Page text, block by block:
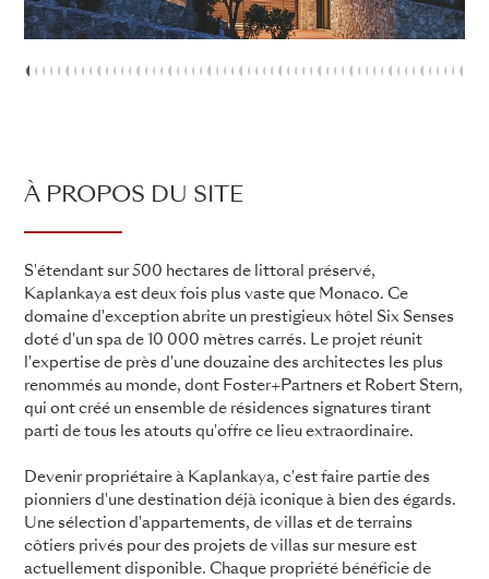
123 4 5 678 9 10
1112131415
16171819
2021222324
2526272829
30313233
343536
3738
3940
4142
4344
45464748
À PROPOS DU SITE
S'étendant sur 500 hectares de littoral préservé,
Kaplankaya est deux fois plus vaste que Monaco. Ce
domaine d'exception abrite un prestigieux hôtel Six Senses
doté d'un spa de 10 000 mètres carrés. Le projet réunit
l'expertise de près d'une douzaine des architectes les plus
renommés au monde, dont Foster+Partners et Robert Stern,
qui ont créé un ensemble de résidences signatures tirant
parti de tous les atouts qu'offre ce lieu extraordinaire.
Devenir propriétaire à Kaplankaya, c'est faire partie des
pionniers d'une destination déjà iconique à bien des égards.
Une sélection d'appartements, de villas et de terrains
côtiers privés pour des projets de villas sur mesure est
actuellement disponible. Chaque propriété bénéficie de